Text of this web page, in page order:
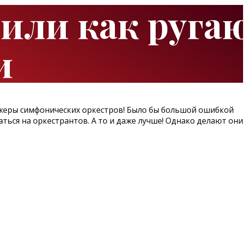
как
симфонических оркестров! Было бы большой ошибкой
на оркестрантов. А то и даже лучше! Однако делают они